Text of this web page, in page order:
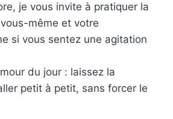
je vous invite à pratiquer la
même et votre
si vous sentez une agitation
du jour : laissez la
petit à petit, sans forcer le